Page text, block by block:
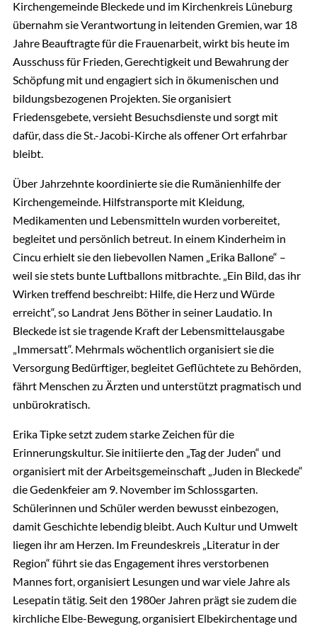
Kirchengemeinde Bleckede und im Kirchenkreis Lüneburg
übernahm sie Verantwortung in leitenden Gremien, war 18
Jahre Beauftragte für die Frauenarbeit, wirkt bis heute im
Ausschuss für Frieden, Gerechtigkeit und Bewahrung der
Schöpfung mit und engagiert sich in ökumenischen und
bildungsbezogenen Projekten. Sie organisiert
Friedensgebete, versieht Besuchsdienste und sorgt mit
dafür, dass die St.-Jacobi-Kirche als offener Ort erfahrbar
bleibt.
Über Jahrzehnte koordinierte sie die Rumänienhilfe der
Kirchengemeinde. Hilfstransporte mit Kleidung,
Medikamenten und Lebensmitteln wurden vorbereitet,
begleitet und persönlich betreut. In einem Kinderheim in
Cincu erhielt sie den liebevollen Namen „Erika Ballone“ –
weil sie stets bunte Luftballons mitbrachte. „Ein Bild, das ihr
Wirken treffend beschreibt: Hilfe, die Herz und Würde
erreicht“, so Landrat Jens Böther in seiner Laudatio. In
Bleckede ist sie tragende Kraft der Lebensmittelausgabe
„Immersatt“. Mehrmals wöchentlich organisiert sie die
Versorgung Bedürftiger, begleitet Geflüchtete zu Behörden,
fährt Menschen zu Ärzten und unterstützt pragmatisch und
unbürokratisch.
Erika Tipke setzt zudem starke Zeichen für die
Erinnerungskultur. Sie initiierte den „Tag der Juden“ und
organisiert mit der Arbeitsgemeinschaft „Juden in Bleckede“
die Gedenkfeier am 9. November im Schlossgarten.
Schülerinnen und Schüler werden bewusst einbezogen,
damit Geschichte lebendig bleibt. Auch Kultur und Umwelt
liegen ihr am Herzen. Im Freundeskreis „Literatur in der
Region“ führt sie das Engagement ihres verstorbenen
Mannes fort, organisiert Lesungen und war viele Jahre als
Lesepatin tätig. Seit den 1980er Jahren prägt sie zudem die
kirchliche Elbe-Bewegung, organisiert Elbekirchentage und